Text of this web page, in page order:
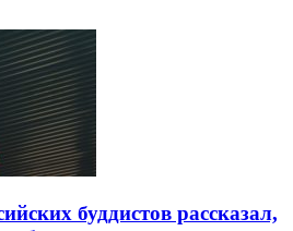
буддистов рассказал,